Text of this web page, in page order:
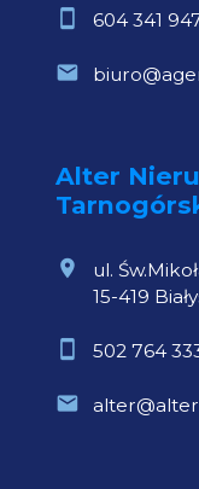
604 341
Alter
ul.
15-419
502 764